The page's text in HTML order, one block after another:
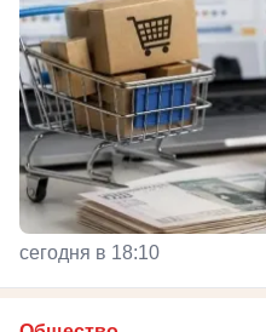
сегодня в 18:10